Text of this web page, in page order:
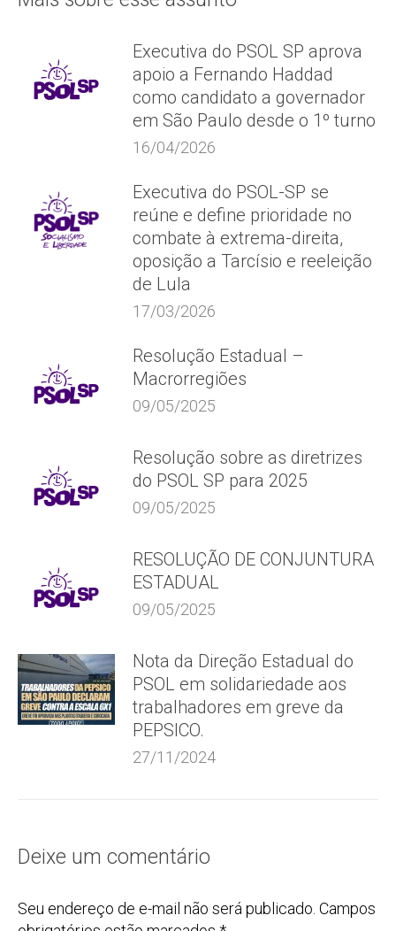
Executiva do PSOL SP aprova
apoio a Fernando Haddad
como candidato a governador
em São Paulo desde o 1º turno
16/04/2026
Executiva do PSOL-SP se
reúne e define prioridade no
combate à extrema-direita,
oposição a Tarcísio e reeleição
de Lula
17/03/2026
Resolução Estadual –
Macrorregiões
09/05/2025
Resolução sobre as diretrizes
do PSOL SP para 2025
09/05/2025
RESOLUÇÃO DE CONJUNTURA
ESTADUAL
09/05/2025
Nota da Direção Estadual do
PSOL em solidariedade aos
trabalhadores em greve da
PEPSICO.
27/11/2024
Deixe um comentário
Seu endereço de e-mail não será publicado. Campos